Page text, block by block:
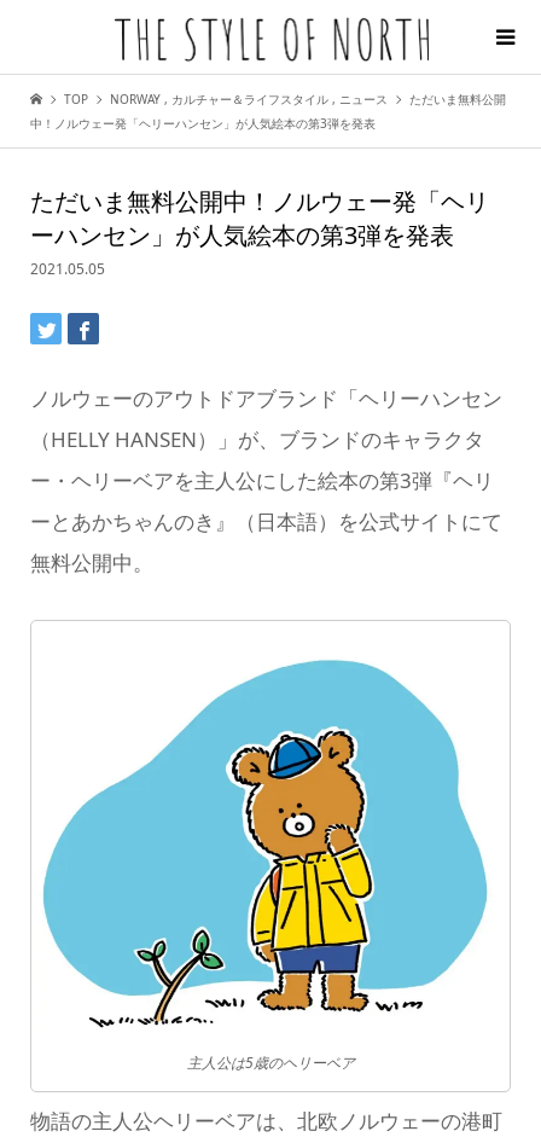
TOP NORWAY , カルチャー＆ライフスタイル , ニュース
ただいま無料公開
中！ノルウェー発「ヘリーハンセン」が人気絵本の第3弾を発表
ただいま無料公開中！ノルウェー発「ヘリ
ーハンセン」が人気絵本の第3弾を発表
2021.05.05
ノルウェーのアウトドアブランド「ヘリーハンセン
（HELLY HANSEN）」が、ブランドのキャラクタ
ー・ヘリーベアを主人公にした絵本の第3弾『ヘリ
ーとあかちゃんのき』（日本語）を公式サイトにて
無料公開中。
主人公は5歳のヘリーベア
物語の主人公ヘリーベアは、北欧ノルウェーの港町